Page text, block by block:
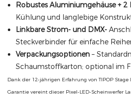
Robustes Aluminiumgehäuse + 2
Kühlung und langlebige
Linkbare Strom- und DMX-
Steckverbinder für einfache
Verpackungsoptionen–
Schaumstoffkarton; optional im
Dank der 12-jährigen Erfahrung von TIPOP
Garantie vereint dieser Pixel-LED-Scheinwerfer